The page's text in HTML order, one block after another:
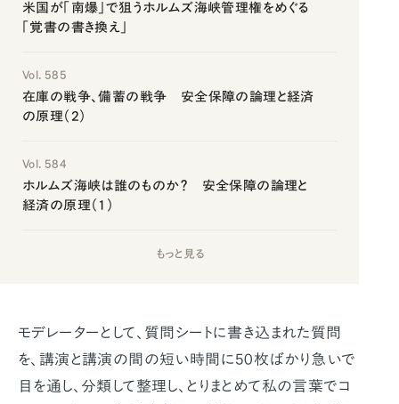
米国が「南爆」で狙うホルムズ海峡管理権をめぐる
「覚書の書き換え」
Vol. 585
在庫の戦争、備蓄の戦争 安全保障の論理と経済
の原理（2）
Vol. 584
ホルムズ海峡は誰のものか？ 安全保障の論理と
経済の原理（1）
もっと見る
モデレーターとして、質問シートに書き込まれた質問
を、講演と講演の間の短い時間に50枚ばかり急いで
目を通し、分類して整理し、とりまとめて私の言葉でコ